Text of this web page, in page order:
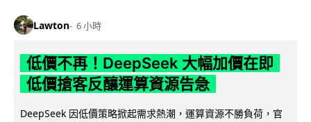
Lawton 6 小時
低價不再！DeepSeek 大幅加價在即
低價搶客反釀運算資源告急
DeepSeek 因低價策略掀起需求熱潮，運算資源不勝負荷，官